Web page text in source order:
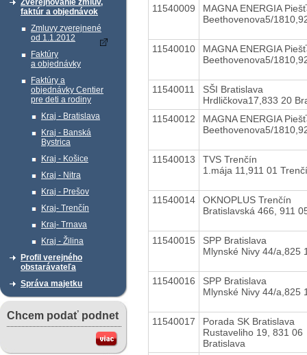
Zverejňovanie zmlúv,
faktúr a objednávok
Zmluvy zverejnené
od 1.1.2012
Faktúry
a objednávky
Faktúry a
objednávky Centier
pre deti a rodiny
Kraj - Bratislava
Kraj - Banská
Bystrica
Kraj - Košice
Kraj - Nitra
Kraj - Prešov
Kraj- Trenčín
Kraj- Trnava
Kraj - Žilina
Profil verejného
obstarávateľa
Správa majetku
Chcem podať podnet
11540009
MAGNA ENERGIA
Beethovenova5/
11540010
MAGNA ENERGIA
Beethovenova5/
11540011
SŠI Bratislava
Hrdličkova17,833 20
11540012
MAGNA ENERGIA
Beethovenova5/
11540013
TVS Trenčín
1.mája 11,911 01
11540014
OKNOPLUS Trenčín
Bratislavská 466, 911
11540015
SPP Bratislava
Mlynské Nivy 44/a,825
11540016
SPP Bratislava
Mlynské Nivy 44/a,825
11540017
Porada SK Bratislava
Rustaveliho 19, 831 06
Bratislava